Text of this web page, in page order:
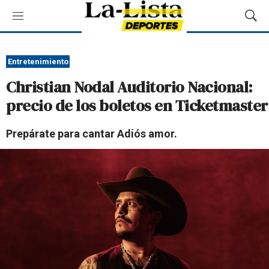
M
e
ú
M
o
a
r
B
q
Entretenimiento
Christian Nodal Auditorio Nacional:
precio de los boletos en Ticketmaster
Prepárate para cantar Adiós amor.